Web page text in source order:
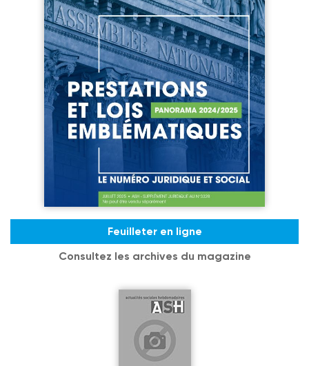
Feuilleter en ligne
Consultez les archives du magazine